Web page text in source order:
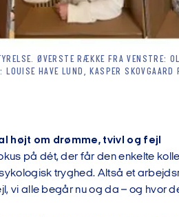
ØVERSTE RÆKKE FRA VENSTRE:
HAVE LUND, KASPER
højt om drømme, tvivl og fejl
på dét, der får den enkelte
tryghed. Altså et
vi alle begår nu og da – og hvor